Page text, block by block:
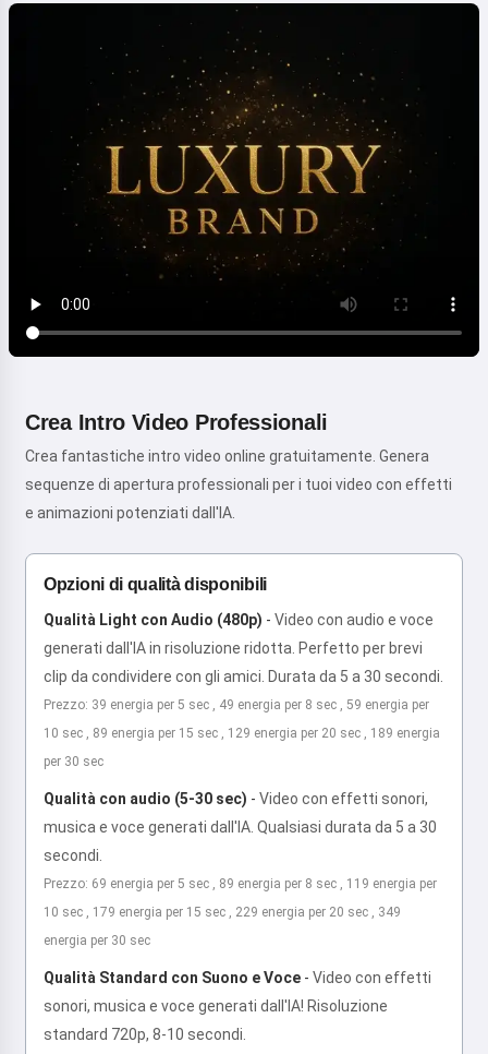
Crea Intro Video Professionali
Crea fantastiche intro video online gratuitamente. Genera
sequenze di apertura professionali per i tuoi video con effetti
e animazioni potenziati dall'IA.
Opzioni di qualità disponibili
Qualità Light con Audio (480p) - Video con audio e voce
generati dall'IA in risoluzione ridotta. Perfetto per brevi
clip da condividere con gli amici. Durata da 5 a 30 secondi.
Prezzo: 39 energia per 5 sec , 49 energia per 8 sec , 59 energia per
10 sec , 89 energia per 15 sec , 129 energia per 20 sec , 189 energia
per 30 sec
Qualità con audio (5-30 sec) - Video con effetti sonori,
musica e voce generati dall'IA. Qualsiasi durata da 5 a 30
secondi.
Prezzo: 69 energia per 5 sec , 89 energia per 8 sec , 119 energia per
10 sec , 179 energia per 15 sec , 229 energia per 20 sec , 349
energia per 30 sec
Qualità Standard con Suono e Voce - Video con effetti
sonori, musica e voce generati dall'IA! Risoluzione
standard 720p, 8-10 secondi.